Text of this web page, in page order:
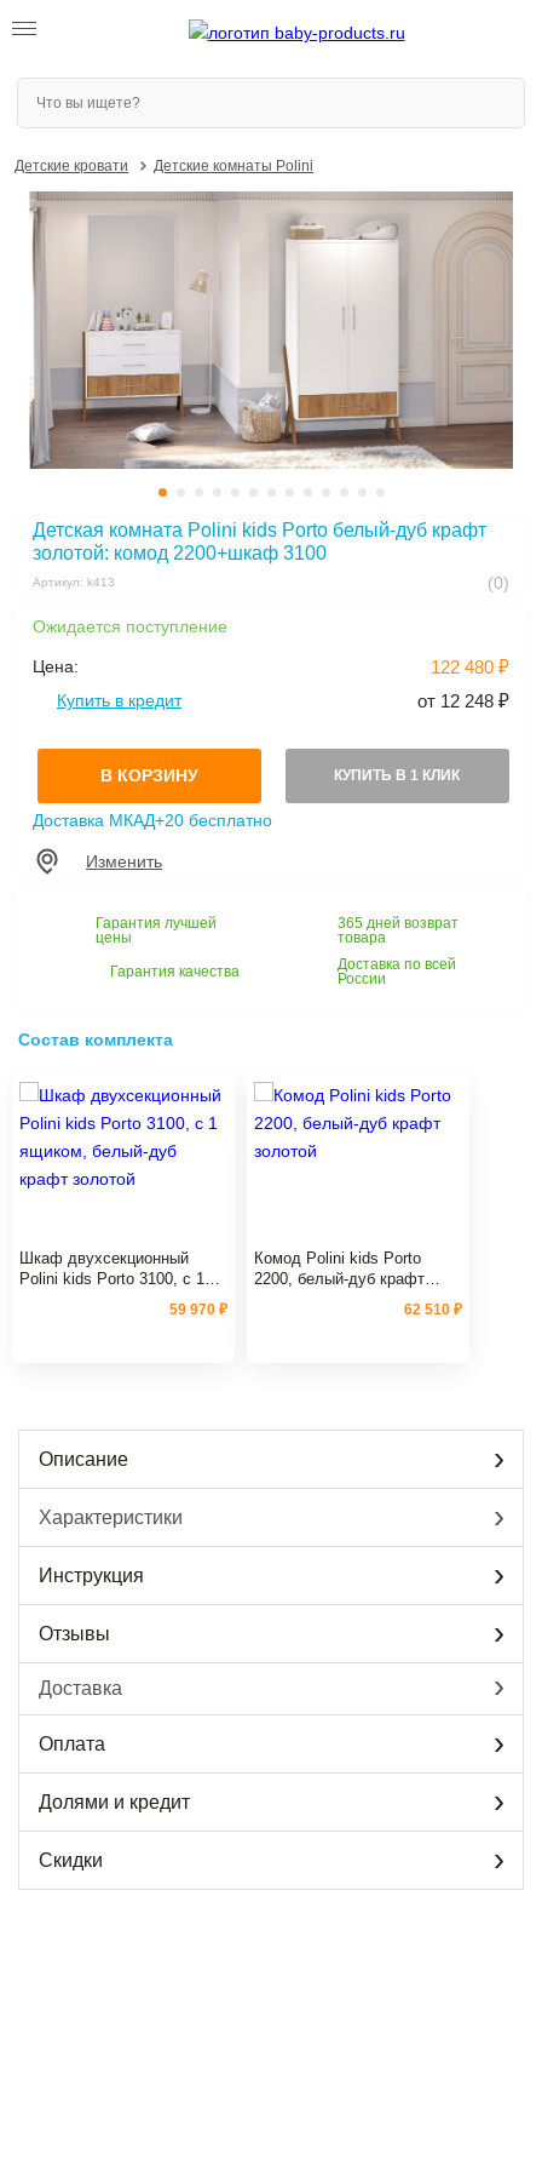
Детские кровати Детские комнаты Polini
Детская комната Polini kids Porto белый-дуб крафт
золотой: комод 2200+шкаф 3100
Артикул: k413 (0)
Ожидается поступление
Цена: 122 480 ₽
Купить в кредит от 12 248 ₽
В КОРЗИНУ КУПИТЬ В 1 КЛИК
Доставка МКАД+20 бесплатно
Изменить
Гарантия лучшей
цены
365 дней возврат
товара
Гарантия качества
Доставка по всей
России
Состав комплекта
Шкаф двухсекционный
Polini kids Porto 3100, с 1
ящиком, белый-дуб крафт
59 970 ₽
Комод Polini kids Porto
2200, белый-дуб крафт
62 510 ₽
Описание
Характеристики
Инструкция
Отзывы
Доставка
Оплата
Долями и кредит
Скидки